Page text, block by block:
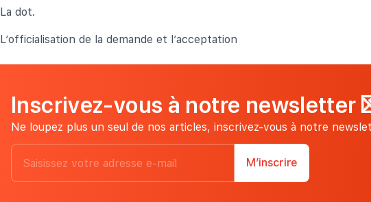
La dot.
L’officialisation de la demande et l’acceptation
Inscrivez-vous à notre newsletter
Ne loupez plus un seul de nos articles, inscrivez-vous à notre
M’inscrire